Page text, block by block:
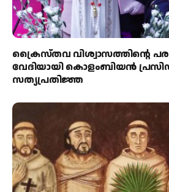
ക്രൈസ്തവ വിശ്വാസത്തിന്റെ
വേദിയായി കൊളംബിയൻ
സത്യപ്രതിജ്ഞ